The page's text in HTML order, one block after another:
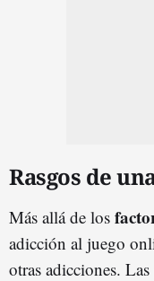
Rasgos de
Más allá de los
adicción al juego
otras adicciones.